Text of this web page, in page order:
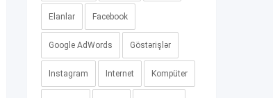
Elanlar Facebook
Google AdWords Göstərişlər
Instagram Internet Kompüter